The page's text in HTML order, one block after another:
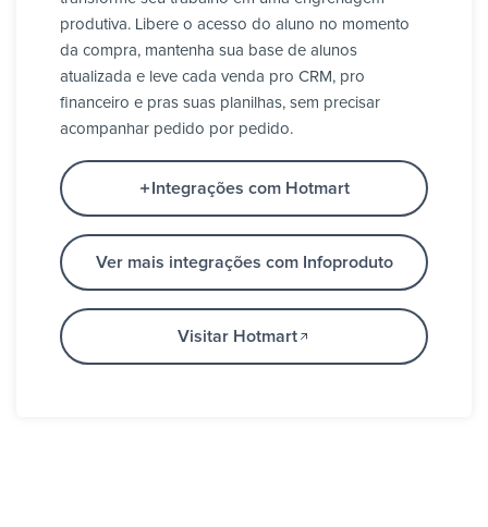
produtiva. Libere o acesso do aluno no momento
da compra, mantenha sua base de alunos
atualizada e leve cada venda pro CRM, pro
financeiro e pras suas planilhas, sem precisar
acompanhar pedido por pedido.
Integrações com Hotmart
Ver mais integrações com Infoproduto
Visitar Hotmart